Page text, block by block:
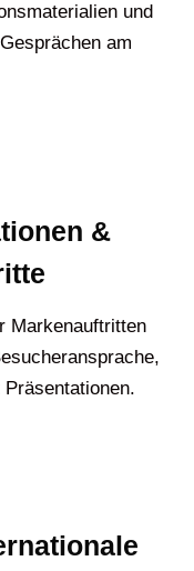
und
am
&
Markenauftritten